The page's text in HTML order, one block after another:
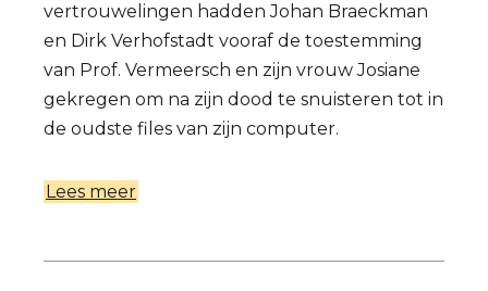
vertrouwelingen hadden Johan Braeckman
en Dirk Verhofstadt vooraf de toestemming
van Prof. Vermeersch en zijn vrouw Josiane
gekregen om na zijn dood te snuisteren tot in
de oudste files van zijn computer.
Lees meer